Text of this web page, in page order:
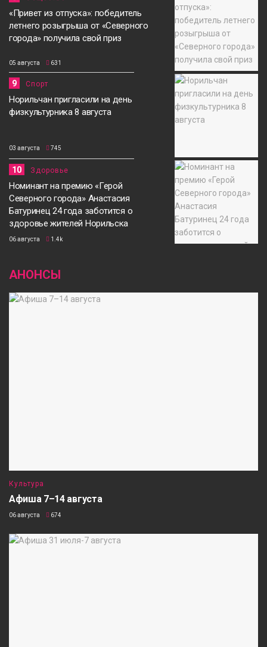
«Привет из отпуска»: победитель
летнего розыгрыша от «Северного
города» получила свой приз
05 августа 631
9 Спорт
Норильчан пригласили на день
физкультурника 8 августа
03 августа 745
10 Здоровье
Номинант на премию «Герой
Северного города» Анастасия
Батуринец 24 года заботится о
здоровье жителей Норильска
06 августа 1.4k
АНОНСЫ
Культура
Афиша 7–14 августа
06 августа 674